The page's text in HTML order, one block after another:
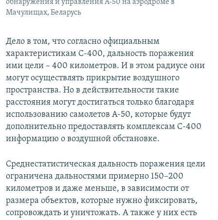
обнаружения и управления А-50 на аэродроме в
Мачулищах, Беларусь
Дело в том, что согласно официальным
характеристикам С-400, дальность поражения
ими цели – 400 километров. И в этом радиусе они
могут осуществлять прикрытие воздушного
пространства. Но в действительности такие
расстояния могут достигаться только благодаря
использованию самолетов А-50, которые будут
дополнительно предоставлять комплексам С-400
информацию о воздушной обстановке.
Среднестатистическая дальность поражения цели
ограничена дальностями примерно 150–200
километров и даже меньше, в зависимости от
размера объектов, которые нужно фиксировать,
сопровождать и уничтожать. А также у них есть